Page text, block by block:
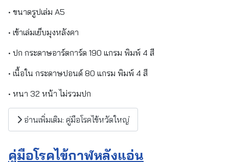
• ขนาดรูปเล่ม A5
• เข้าเล่มเย็บมุงหลังคา
• ปก กระดาษอาร์ตการ์ด 190 แกรม พิมพ์ 4 สี
• เนื้อใน กระดาษปอนด์ 80 แกรม พิมพ์ 4 สี
• หนา 32 หน้า ไม่รวมปก
อ่านเพิ่มเติม: คู่มือโรคไข้หวัดใหญ่
คู่มือโรคไข้กาฬหลังแอ่น